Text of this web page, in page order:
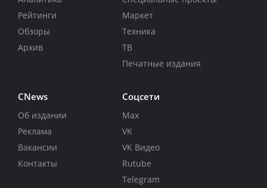
Рейтинги
Обзоры
Архив
Маркет
Техника
ТВ
Печатные издания
CNews
Об издании
Реклама
Вакансии
Контакты
Соцсети
Max
VK
VK Видео
Rutube
Telegram